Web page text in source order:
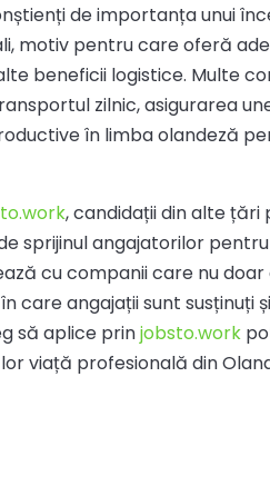
de importanța unui
motiv pentru care oferă
beneficii logistice. Multe
zilnic, asigurarea
în limba olandeză
, candidații din alte țări
sprijinul angajatorilor
cu companii care nu
care angajații sunt susținuți
să aplice prinjobsto.work
viață profesională din